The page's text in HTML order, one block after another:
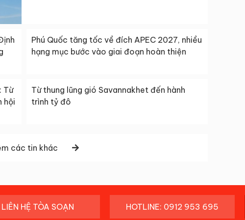
Phú Quốc tăng tốc về đích APEC 2027, nhiều
hạng mục bước vào giai đoạn hoàn thiện
Từ
hội
Từ thung lũng gió Savannakhet đến hành
trình tỷ đô
các tin khác
LIÊN HỆ TÒA SOẠN HOTLINE: 0912 953 695